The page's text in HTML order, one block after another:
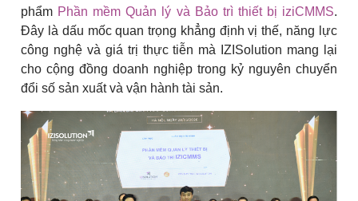
phẩm Phần mềm Quản lý và Bảo trì thiết bị iziCMMS.
Đây là dấu mốc quan trọng khẳng định vị thế, năng lực
công nghệ và giá trị thực tiễn mà IZISolution mang lại
cho cộng đồng doanh nghiệp trong kỷ nguyên chuyển
đổi số sản xuất và vận hành tài sản.